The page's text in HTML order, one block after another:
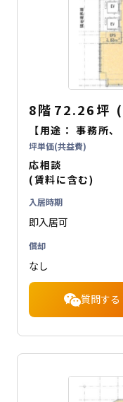
8階 72.26坪 (
【用途：事務所、
坪単価(共益費)
応相談
(賃料に含む)
入居時期
即入居可
償却
なし
質問する